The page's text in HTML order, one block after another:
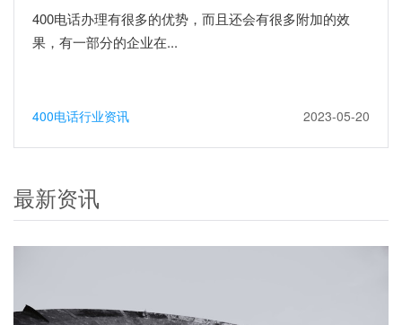
400电话办理有很多的优势，而且还会有很多附加的效
果，有一部分的企业在...
400电话行业资讯 2023-05-20
最新资讯